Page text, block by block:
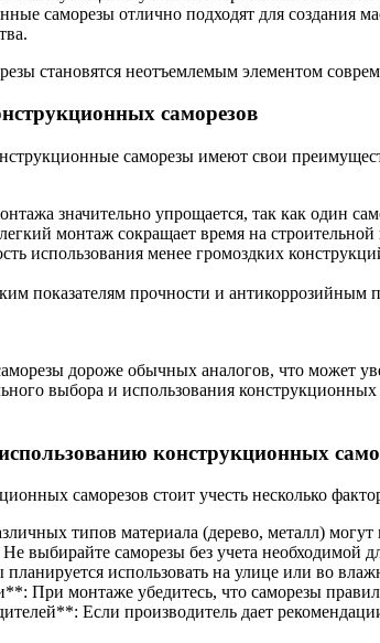
саморезы отлично подходят для создания
становятся неотъемлемым элементом
саморезов
саморезы имеют свои
значительно упрощается, так как один
монтаж сокращает время на строительной
использования менее громоздких
показателям прочности и
дороже обычных аналогов, что может
выбора и использования конструкционных
конструкционных
саморезов стоит учесть несколько
типов материала (дерево, металл)
выбирайте саморезы без учета
использовать на улице или во
При монтаже убедитесь, что саморезы
Если производитель дает